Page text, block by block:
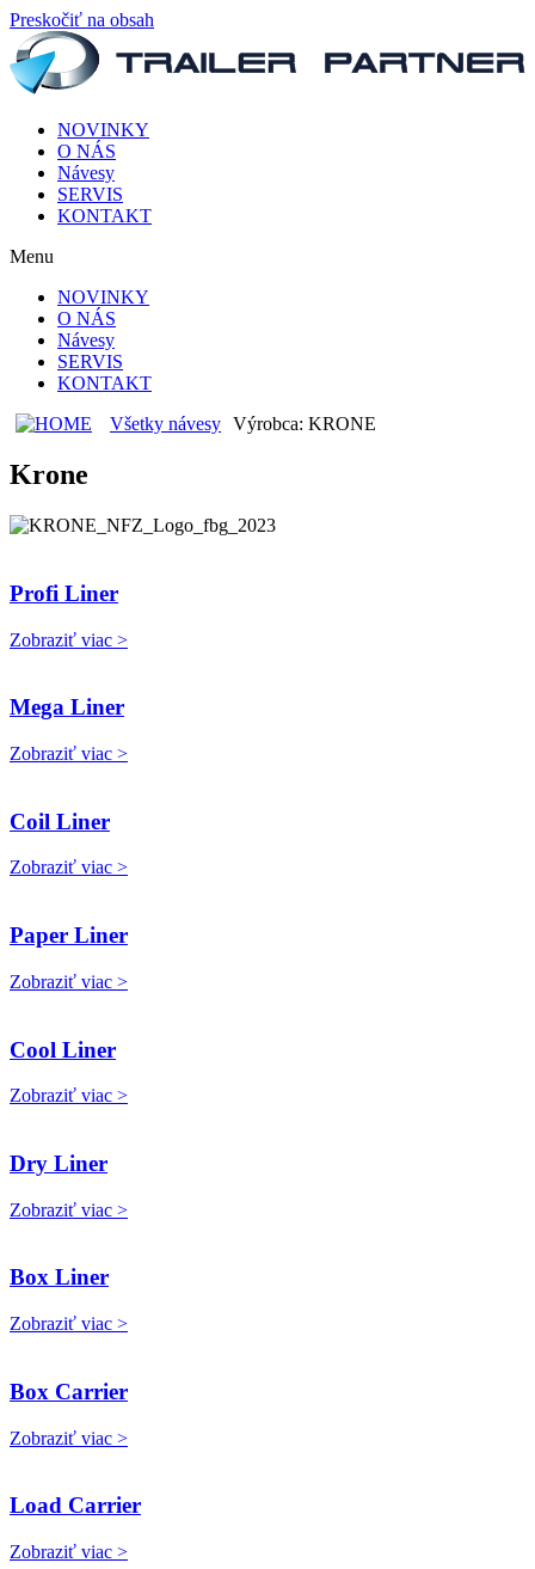
Preskočiť na obsah
NOVINKY
O NÁS
Návesy
SERVIS
KONTAKT
Menu
NOVINKY
O NÁS
Návesy
SERVIS
KONTAKT
Všetky návesy Výrobca: KRONE
Krone
Profi Liner
Zobraziť viac >
Mega Liner
Zobraziť viac >
Coil Liner
Zobraziť viac >
Paper Liner
Zobraziť viac >
Cool Liner
Zobraziť viac >
Dry Liner
Zobraziť viac >
Box Liner
Zobraziť viac >
Box Carrier
Zobraziť viac >
Load Carrier
Zobraziť viac >